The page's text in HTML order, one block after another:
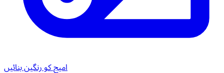
امیج کو رنگین بنائیں